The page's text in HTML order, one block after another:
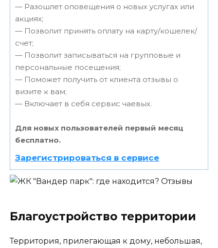
— Разошлет оповещения о новых услугах или
акциях;
— Позволит принять оплату на карту/кошелек/
счет;
— Позволит записываться на групповые и
персональные посещения;
— Поможет получить от клиента отзывы о
визите к вам;
— Включает в себя сервис чаевых.
Для новых пользователей первый месяц
бесплатно.
Зарегистрироваться в сервисе
Благоустройство территории
Территория, прилегающая к дому, небольшая,